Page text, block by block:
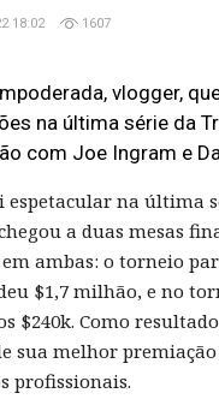
18:02 1607
vlogger,
na última série da
com Joe Ingram e
espetacular na última
a duas mesas
ambas: o torneio
$1,7 milhão, e no
$240k. Como
sua melhor premiação
profissionais.